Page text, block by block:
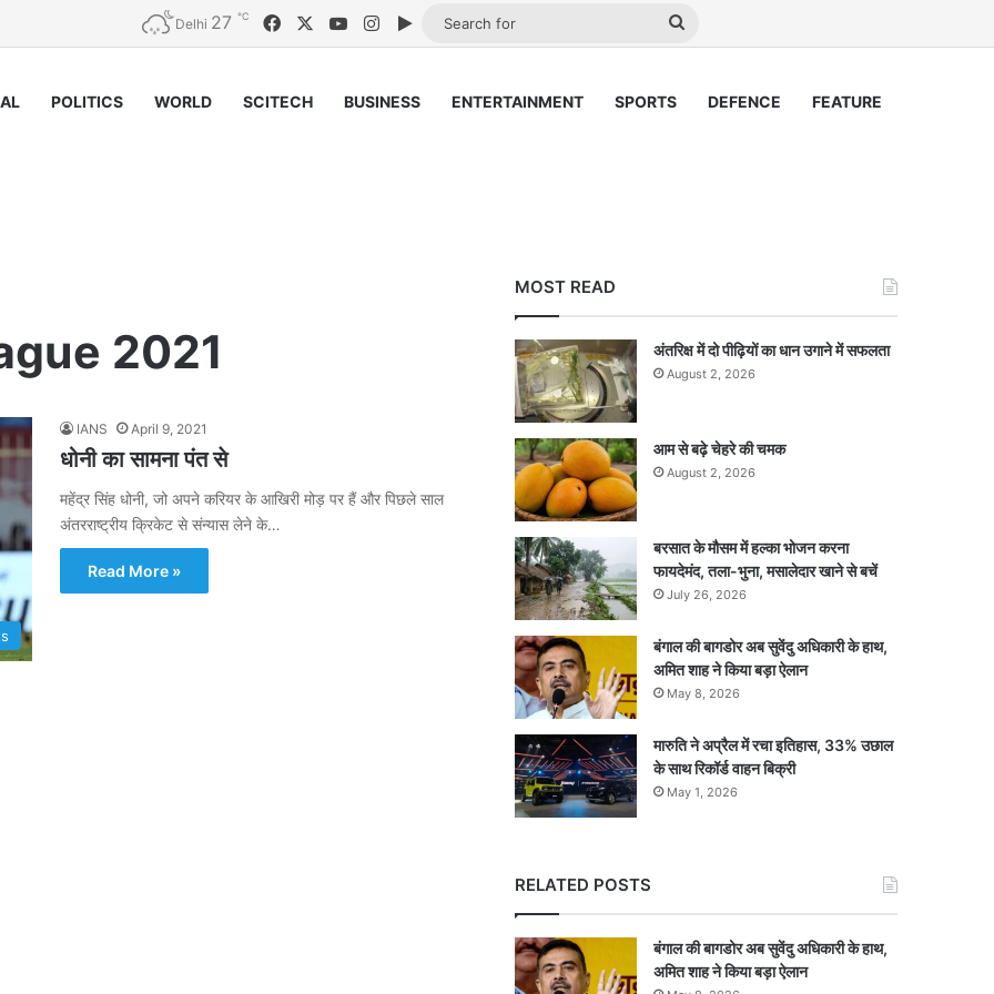
Delhi 27 ℃ Facebook YouTubeInstagram
Google Play
POLITICS WORLD SCITECH BUSINESS ENTERTAINMENT SPORTS DEFENCE FEATURE
2021
IANS April 9, 2021
धोनी का सामना पंत से
महेंद्र सिंह धोनी, जो अपने करियर के आखिरी मोड़ पर हैं और पिछले साल
अंतरराष्ट्रीय क्रिकेट से संन्यास लेने के…
Read More »
MOST READ
अंतरिक्ष में दो पीढ़ियों का धान उगाने में सफलता
August 2, 2026
आम से बढ़े चेहरे की चमक
August 2, 2026
बरसात के मौसम में हल्का भोजन करना
फायदेमंद, तला-भुना, मसालेदार खाने से बचें
July 26, 2026
बंगाल की बागडोर अब सुवेंदु अधिकारी के हाथ,
अमित शाह ने किया बड़ा ऐलान
May 8, 2026
मारुति ने अप्रैल में रचा इतिहास, 33% उछाल
के साथ रिकॉर्ड वाहन बिक्री
May 1, 2026
RELATED POSTS
बंगाल की बागडोर अब सुवेंदु अधिकारी के हाथ,
अमित शाह ने किया बड़ा ऐलान